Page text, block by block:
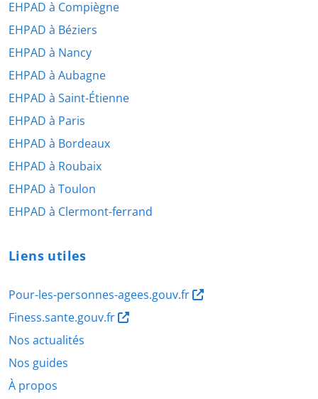
EHPAD à Compiègne
EHPAD à Béziers
EHPAD à Nancy
EHPAD à Aubagne
EHPAD à Saint-Étienne
EHPAD à Paris
EHPAD à Bordeaux
EHPAD à Roubaix
EHPAD à Toulon
EHPAD à Clermont-ferrand
Liens utiles
Pour-les-personnes-agees.gouv.fr
Finess.sante.gouv.fr
Nos actualités
Nos guides
À propos